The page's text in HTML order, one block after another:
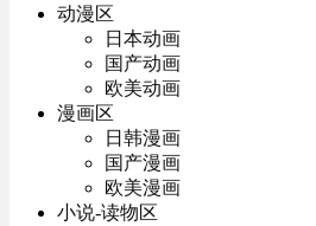
动漫区
日本动画
国产动画
欧美动画
漫画区
日韩漫画
国产漫画
欧美漫画
小说-读物区